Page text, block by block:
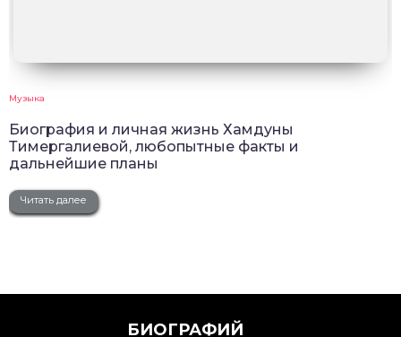
Музыка
Биография и личная жизнь Хамдуны
Тимергалиевой, любопытные факты и
дальнейшие планы
Читать далее
БИОГРАФИЙ